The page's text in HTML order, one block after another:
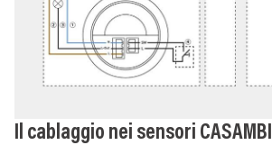
Il cablaggio nei sensori CASAMBI